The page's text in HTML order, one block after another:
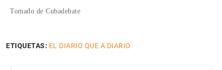
Tomado de Cubadebate
ETIQUETAS: EL DIARIO QUE A DIARIO